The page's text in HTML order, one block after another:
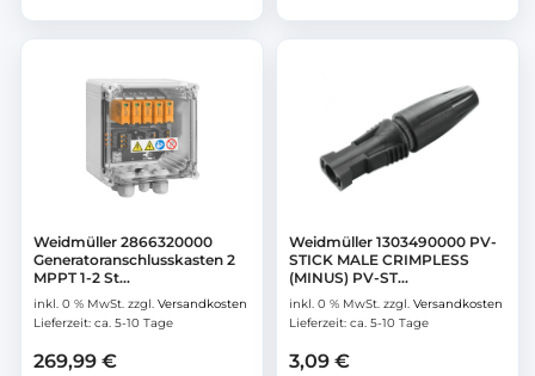
Weidmüller 2866320000
Generatoranschlusskasten 2
MPPT 1-2 St...
inkl. 0 % MwSt. zzgl. Versandkosten
Lieferzeit: ca. 5-10 Tage
269,99 €
Weidmüller 1303490000 PV-
STICK MALE CRIMPLESS
(MINUS) PV-ST...
inkl. 0 % MwSt. zzgl. Versandkosten
Lieferzeit: ca. 5-10 Tage
3,09 €